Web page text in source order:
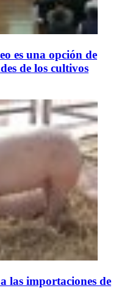
es una opción de
de los cultivos
las importaciones de